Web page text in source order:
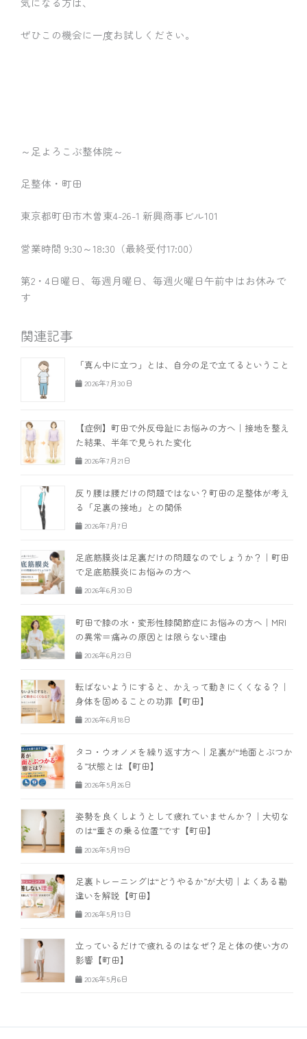
ぜひこの機会に一度お試しください。
～足よろこぶ整体院～
足整体・町田
東京都町田市木曽東4-26-1 新興商事ビル101
営業時間 9:30～18:30（最終受付17:00）
第2・4日曜日、毎週月曜日、毎週火曜日午前中はお休みで
す
関連記事
「真ん中に立つ」とは、自分の足で立てるということ
2026年7月30日
【症例】町田で外反母趾にお悩みの方へ｜接地を整え
た結果、半年で見られた変化
2026年7月21日
反り腰は腰だけの問題ではない？町田の足整体が考え
る「足裏の接地」との関係
2026年7月7日
足底筋膜炎は足裏だけの問題なのでしょうか？｜町田
で足底筋膜炎にお悩みの方へ
2026年6月30日
町田で膝の水・変形性膝関節症にお悩みの方へ｜MRI
の異常＝痛みの原因とは限らない理由
2026年6月23日
転ばないようにすると、かえって動きにくくなる？｜
身体を固めることの功罪【町田】
2026年6月18日
タコ・ウオノメを繰り返す方へ｜足裏が“地面とぶつか
る”状態とは【町田】
2026年5月26日
姿勢を良くしようとして疲れていませんか？｜大切な
のは“重さの乗る位置”です【町田】
2026年5月19日
足裏トレーニングは“どうやるか”が大切｜よくある勘
違いを解説【町田】
2026年5月13日
立っているだけで疲れるのはなぜ？足と体の使い方の
影響【町田】
2026年5月6日